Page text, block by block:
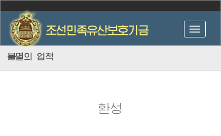
불멸의 업적
환성